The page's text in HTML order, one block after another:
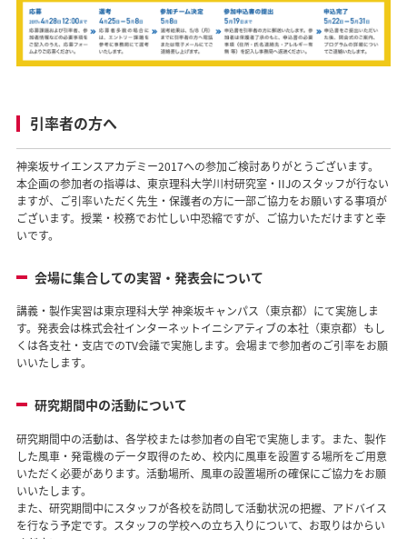
引率者の方へ
神楽坂サイエンスアカデミー2017への参加ご検討ありがとうございます。
本企画の参加者の指導は、東京理科大学川村研究室・IIJのスタッフが行ない
ますが、ご引率いただく先生・保護者の方に一部ご協力をお願いする事項が
ございます。授業・校務でお忙しい中恐縮ですが、ご協力いただけますと幸
いです。
会場に集合しての実習・発表会について
講義・製作実習は東京理科大学 神楽坂キャンパス（東京都）にて実施しま
す。発表会は株式会社インターネットイニシアティブの本社（東京都）もし
くは各支社・支店でのTV会議で実施します。会場まで参加者のご引率をお願
いいたします。
研究期間中の活動について
研究期間中の活動は、各学校または参加者の自宅で実施します。また、製作
した風車・発電機のデータ取得のため、校内に風車を設置する場所をご用意
いただく必要があります。活動場所、風車の設置場所の確保にご協力をお願
いいたします。
また、研究期間中にスタッフが各校を訪問して活動状況の把握、アドバイス
を行なう予定です。スタッフの学校への立ち入りについて、お取りはからい